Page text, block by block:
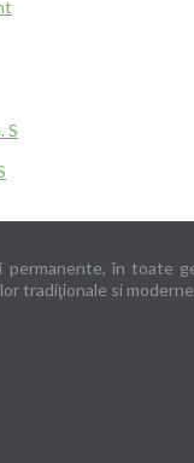
S
permanente, în
tradiţionale si